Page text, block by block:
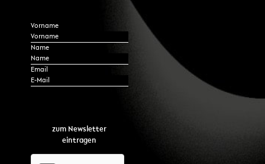
Section
Vorname
Name
Email
zum Newsletter
eintragen